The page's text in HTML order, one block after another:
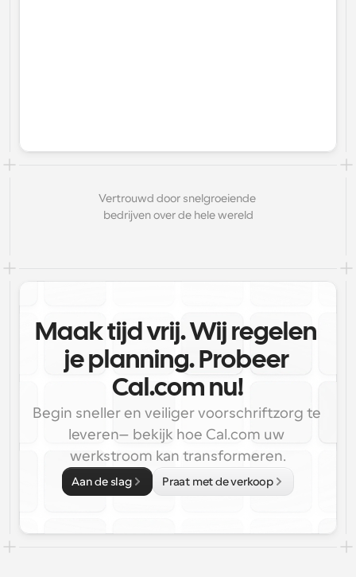
Vertrouwd door snelgroeiende
bedrijven over de hele wereld
Maak tijd vrij. Wij regelen
je planning. Probeer
Cal.com nu!
Begin sneller en veiliger voorschriftzorg te
leveren—bekijk hoe Cal.com uw
werkstroom kan transformeren.
Aan de slag Praat met de verkoop